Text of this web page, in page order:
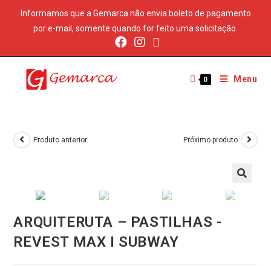
Informamos que a Gemarca não envia boleto de pagamento
por e-mail, somente quando for feito uma solicitação.
0 Menu
Produto anterior Próximo produto
ARQUITERUTA – PASTILHAS -
REVEST MAX I SUBWAY